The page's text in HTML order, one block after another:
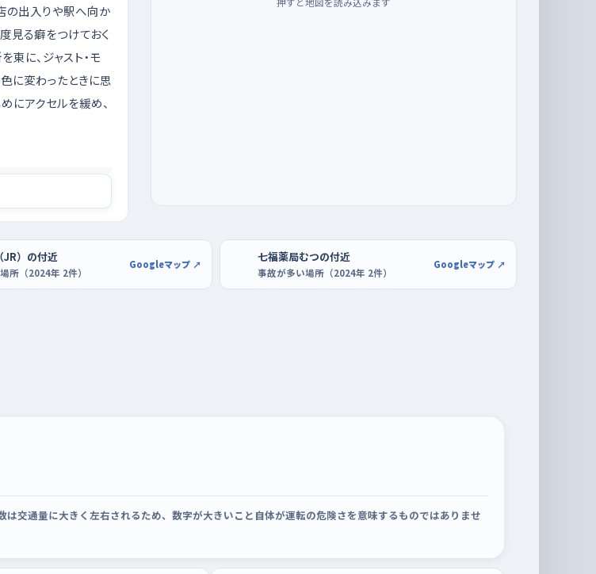
の出入りや駅へ向か
見る癖をつけておく
に、ジャスト・モ
に変わったときに思
にアクセルを緩め、
んです。同じ道で
日を選ぶとよいでし
店のような大きな駐
なく、切り返しを
貸しで、少し狭い
JR）の付近
所（2024年 2件）
Googleマップ ↗ 七福薬局むつの付近
事故が多い場所（2024年 2件）
Googleマップ ↗
は交通量に大きく左右されるため、数字が大きいこと自体が運転の危険さを意味するものではありませ